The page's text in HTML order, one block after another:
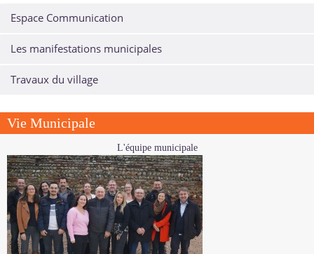
Espace Communication
Les manifestations municipales
Travaux du village
Vie Municipale
L'équipe municipale